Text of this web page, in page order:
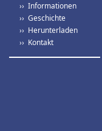
›› Informationen
›› Geschichte
›› Herunterladen
›› Kontakt